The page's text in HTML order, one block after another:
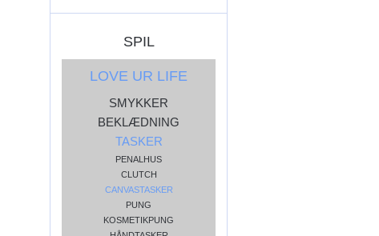
SPIL
LOVE UR LIFE
SMYKKER
BEKLÆDNING
TASKER
PENALHUS
CLUTCH
CANVASTASKER
PUNG
KOSMETIKPUNG